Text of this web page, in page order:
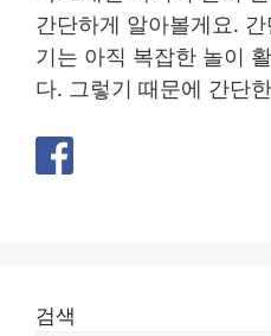
간단하게 알아볼게요.
기는 아직 복잡한 놀이
다. 그렇기 때문에 간단
검색